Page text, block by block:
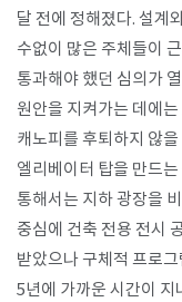
달 전에 정해졌다. 설계
수없이 많은 주체들이
통과해야 했던 심의가
원안을 지켜가는 데에
캐노피를 후퇴하지 않
엘리베이터 탑을 만드
통해서는 지하 광장을
중심에 건축 전용 전시
받았으나 구체적 프로
5년에 가까운 시간이 지